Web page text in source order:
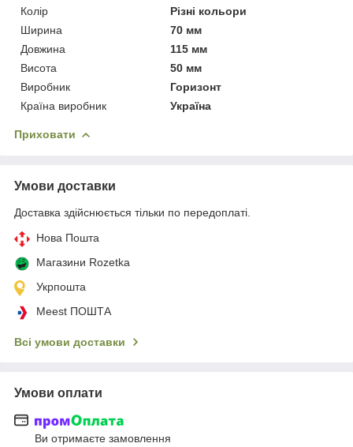
Колір
Різні кольори
Ширина
70 мм
Довжина
115 мм
Висота
50 мм
Виробник
Горизонт
Країна виробник
Україна
Приховати
Умови доставки
Доставка здійснюється тільки по передоплаті.
Нова Пошта
Магазини Rozetka
Укрпошта
Meest ПОШТА
Всі умови доставки
Умови оплати
Ви отримаєте замовлення